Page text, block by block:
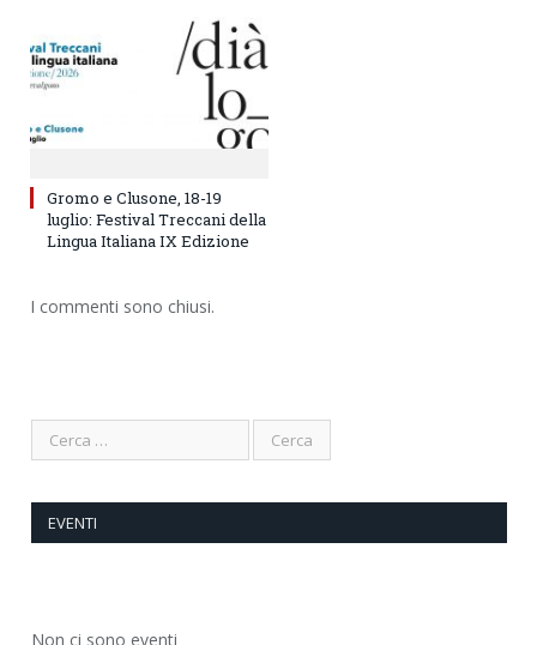
Gromo e Clusone, 18-19
luglio: Festival Treccani della
Lingua Italiana IX Edizione
I commenti sono chiusi.
EVENTI
Non ci sono eventi